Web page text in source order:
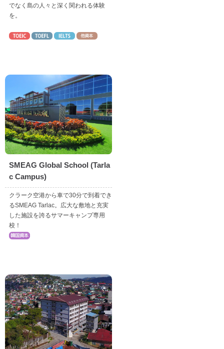
でなく島の人々と深く関われる体験
を。
SMEAG Global School (Tarla
c Campus)
クラーク空港から車で30分で到着でき
るSMEAG Tarlac。広大な敷地と充実
した施設を誇るサマーキャンプ専用
校！